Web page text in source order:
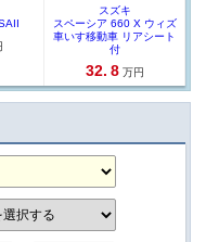
スズキ
スペーシア 660 X ウィズ
車いす移動車 リアシート
付
32. 8 万円